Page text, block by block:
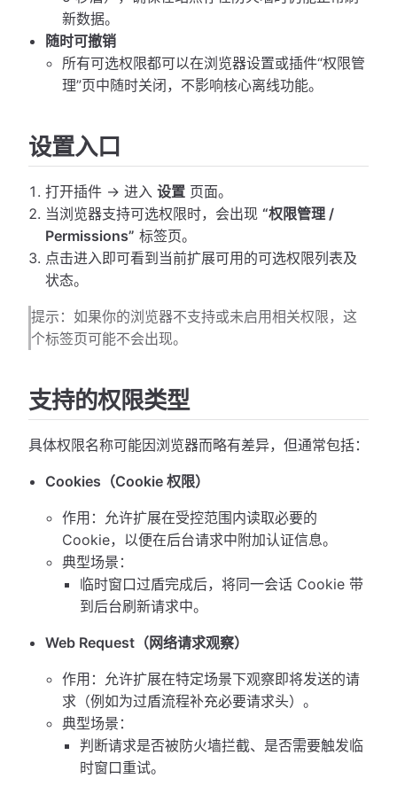
新数据。
随时可撤销
所有可选权限都可以在浏览器设置或插件“权限管
理”页中随时关闭，不影响核心离线功能。
设置入口
打开插件 → 进入设置 页面。
当浏览器支持可选权限时，会出现“权限管理 /
Permissions” 标签页。
点击进入即可看到当前扩展可用的可选权限列表及
状态。
提示：如果你的浏览器不支持或未启用相关权限，这
个标签页可能不会出现。
支持的权限类型
具体权限名称可能因浏览器而略有差异，但通常包括：
Cookies（Cookie 权限）
作用：允许扩展在受控范围内读取必要的
Cookie，以便在后台请求中附加认证信息。
典型场景：
临时窗口过盾完成后，将同一会话 Cookie 带
到后台刷新请求中。
Web Request（网络请求观察）
作用：允许扩展在特定场景下观察即将发送的请
求（例如为过盾流程补充必要请求头）。
典型场景：
判断请求是否被防火墙拦截、是否需要触发临
时窗口重试。